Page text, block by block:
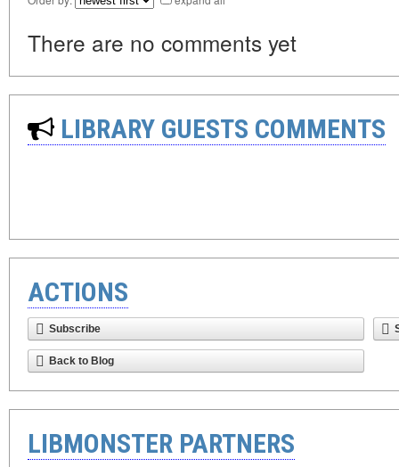
There are no comments yet
LIBRARY GUESTS COMMENTS
ACTIONS
Subscribe
Back to Blog
LIBMONSTER PARTNERS